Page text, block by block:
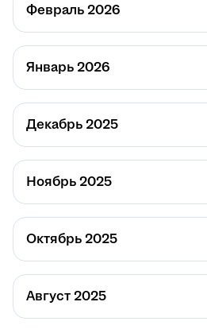
Февраль 2026
Январь 2026
Декабрь 2025
Ноябрь 2025
Октябрь 2025
Август 2025